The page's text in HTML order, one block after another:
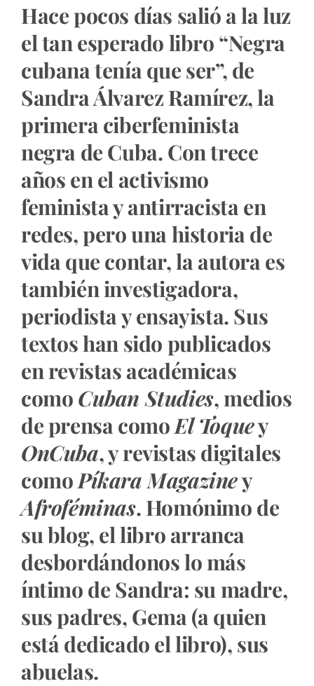
Hace pocos días salió a la luz
el tan esperado libro “Negra
cubana tenía que ser”, de
Sandra Álvarez Ramírez, la
primera ciberfeminista
negra de Cuba. Con trece
años en el activismo
feminista y antirracista en
redes, pero una historia de
vida que contar, la autora es
también investigadora,
periodista y ensayista. Sus
textos han sido publicados
en revistas académicas
como Cuban Studies, medios
de prensa como El Toquey
OnCuba, y revistas digitales
como Píkara Magaziney
Afroféminas. Homónimo de
su blog, el libro arranca
desbordándonos lo más
íntimo de Sandra: su madre,
sus padres, Gema (a quien
está dedicado el libro), sus
abuelas.